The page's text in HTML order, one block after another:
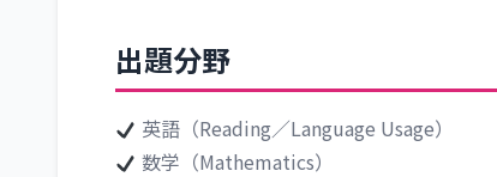
出題分野
英語（Reading／Language Usage）
数学（Mathematics）